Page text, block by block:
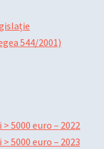
544/2001)
5000 euro – 2022
5000 euro – 2023